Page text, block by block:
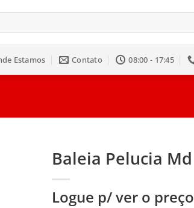
Estamos Contato 08:00 - 17:45
Baleia Pelucia Md
Logue p/ ver o preço